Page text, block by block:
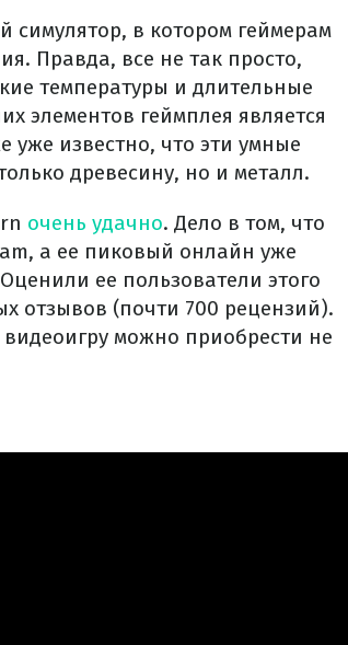
симулятор, в котором геймерам
Правда, все не так просто,
температуры и длительные
элементов геймплея является
уже известно, что эти умные
древесину, но и металл.
очень удачно. Дело в том, что
а ее пиковый онлайн уже
ее пользователи этого
отзывов (почти 700 рецензий).
видеоигру можно приобрести не